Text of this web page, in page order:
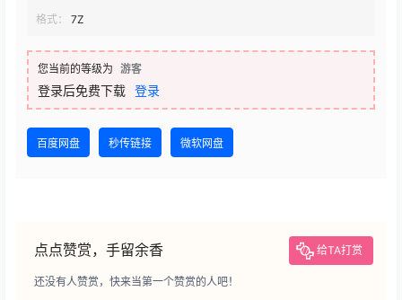
格式： 7Z
您当前的等级为 游客
登录后免费下载 登录
百度网盘 秒传链接 微软网盘
点点赞赏，手留余香 给TA打赏
还没有人赞赏，快来当第一个赞赏的人吧！